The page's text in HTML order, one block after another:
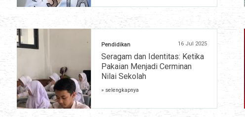
Pendidikan 16 Jul 2025
Seragam dan Identitas: Ketika
Pakaian Menjadi Cerminan
Nilai Sekolah
» selengkapnya